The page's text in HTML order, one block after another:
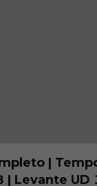
|
| Levante UD